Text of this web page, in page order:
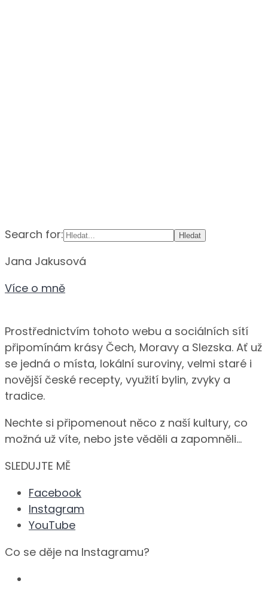
Search for:
Jana Jakusová
Více o mně
Prostřednictvím tohoto webu a sociálních sítí
připomínám krásy Čech, Moravy a Slezska. Ať už
se jedná o místa, lokální suroviny, velmi staré i
novější české recepty, využití bylin, zvyky a
tradice.
Nechte si připomenout něco z naší kultury, co
možná už víte, nebo jste věděli a zapomněli…
SLEDUJTE MĚ
Facebook
Instagram
YouTube
Co se děje na Instagramu?